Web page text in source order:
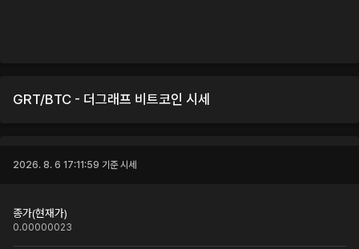
GRT/BTC - 더그래프 비트코인 시세
2026. 8. 6 17:11:59 기준 시세
종가(현재가)
0.00000023